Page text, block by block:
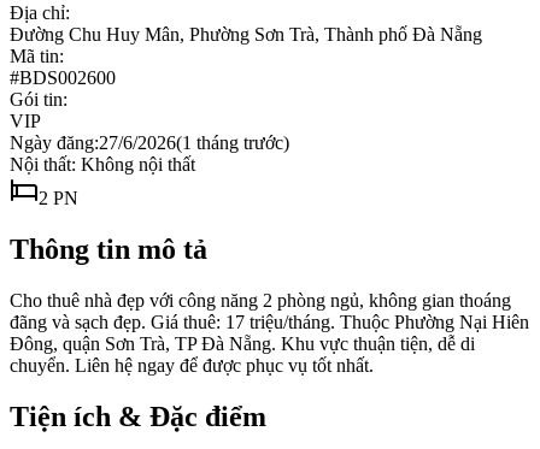
Địa chỉ:
Đường Chu Huy Mân, Phường Sơn Trà, Thành phố Đà Nẵng
Mã tin:
#BDS002600
Gói tin:
VIP
Ngày đăng:27/6/2026(1 tháng trước)
Nội thất: Không nội thất
2 PN
Thông tin mô tả
Cho thuê nhà đẹp với công năng 2 phòng ngủ, không gian thoáng
đãng và sạch đẹp. Giá thuê: 17 triệu/tháng. Thuộc Phường Nại Hiên
Đông, quận Sơn Trà, TP Đà Nẵng. Khu vực thuận tiện, dễ di
chuyển. Liên hệ ngay để được phục vụ tốt nhất.
Tiện ích & Đặc điểm